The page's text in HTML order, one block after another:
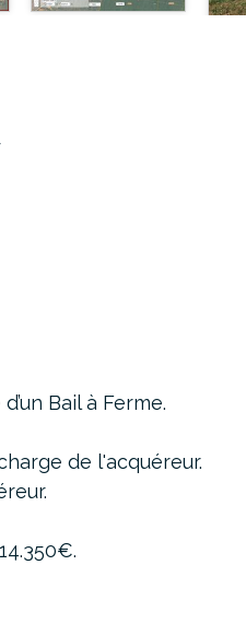
Bail à Ferme.
de l'acquéreur.
.